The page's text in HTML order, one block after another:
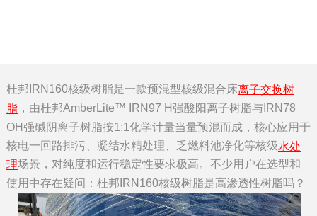
杜邦IRN160核级树脂是一款预混型核级混合床离子交换树
脂，由杜邦AmberLite™ IRN97 H强酸阳离子树脂与IRN78
OH强碱阴离子树脂按1:1化学计量当量预混而成，核心应用于
核电一回路排污、凝结水精处理、乏燃料池净化等核级水处
理场景，对纯度和运行稳定性要求极高。不少用户在选型和
使用中存在疑问：杜邦IRN160核级树脂是高渗透性树脂吗？